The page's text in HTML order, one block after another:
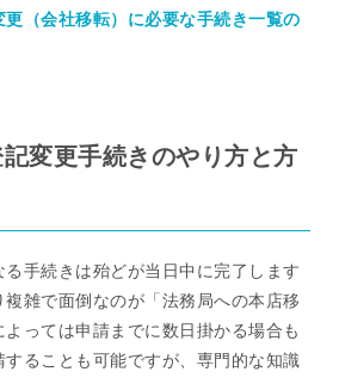
更（会社移転）に必要な手続き一覧の
変更手続きのやり方と方
手続きは殆どが当日中に完了します
雑で面倒なのが「法務局への本店移
っては申請までに数日掛かる場合も
ることも可能ですが、専門的な知識